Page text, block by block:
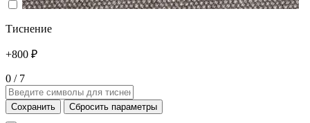
Тиснение
+800 ₽
0 / 7
Сохранить Сбросить параметры